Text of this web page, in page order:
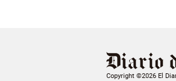
Copyright ©2026 El